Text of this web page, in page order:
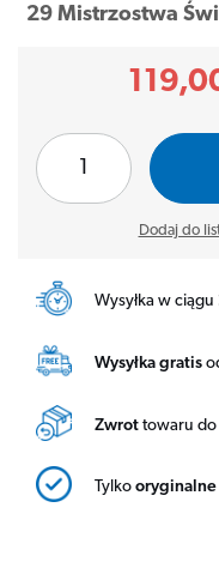
29 Mistrzostwa
Dodaj do
Wysyłka w ciągu
Wysyłka gratis
Zwrot towaru do
Tylko